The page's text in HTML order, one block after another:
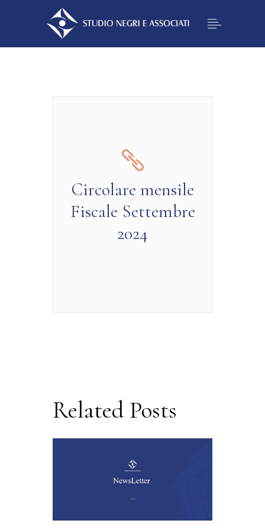
Circolare mensile
Fiscale Settembre
2024
Related Posts